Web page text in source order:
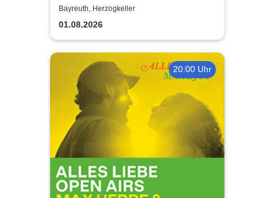
Live
Bayreuth, Herzogkeller
01.08.2026
20:00 Uhr